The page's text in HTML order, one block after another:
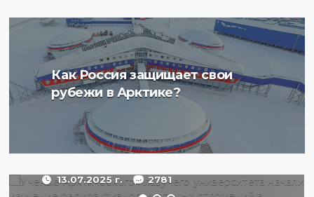
Как Россия защищает свои
рубежи в Арктике?
Ученые Арктического
плавучего университета
радиоактивности донных
отложений в Баренцевом
13.07.2025 г. 2781